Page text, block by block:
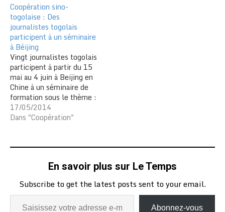
Coopération sino-
togolaise : Des
journalistes togolais
participent à un séminaire
à Béijing
Vingt journalistes togolais
participent à partir du 15
mai au 4 juin à Beijing en
Chine à un séminaire de
formation sous le thème :
« Concrétisation d’un rêve
commun ». La formation
publics et privés ainsi que
communication des
17/05/2014
Dans "Coopération"
En savoir plus sur Le Temps
Subscribe to get the latest posts sent to your email.
Abonnez-vous